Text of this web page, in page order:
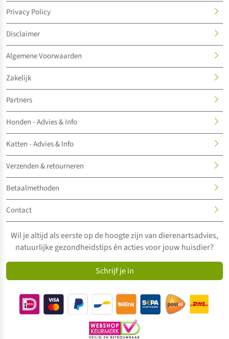
Privacy Policy
Disclaimer
Algemene Voorwaarden
Zakelijk
Partners
Honden - Advies & Info
Katten - Advies & Info
Verzenden & retourneren
Betaalmethoden
Contact
Wil je altijd als eerste op de hoogte zijn van dierenartsadvies,
natuurlijke gezondheidstips én acties voor jouw huisdier?
Schrijf je in